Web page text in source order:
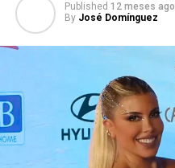
Published 12 meses ago
By José Domínguez